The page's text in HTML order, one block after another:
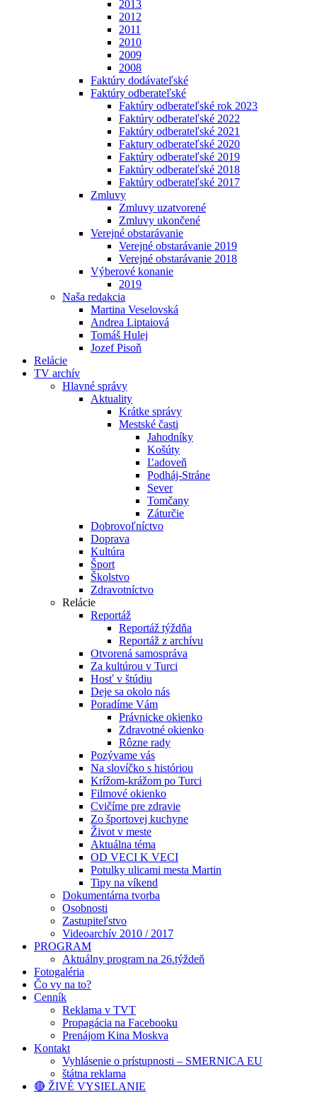
2013
2012
2011
2010
2009
2008
Faktúry dodávateľské
Faktúry odberateľské
Faktúry odberateľské rok 2023
Faktúry odberateľské 2022
Faktúry odberateľské 2021
Faktury odberateľské 2020
Faktúry odberateľské 2019
Faktúry odberateľské 2018
Faktúry odberateľské 2017
Zmluvy
Zmluvy uzatvorené
Zmluvy ukončené
Verejné obstarávanie
Verejné obstarávanie 2019
Verejné obstarávanie 2018
Výberové konanie
2019
Naša redakcia
Martina Veselovská
Andrea Liptaiová
Tomáš Hulej
Jozef Pisoň
Relácie
TV archív
Hlavné správy
Aktuality
Krátke správy
Mestské časti
Jahodníky
Košúty
Ľadoveň
Podháj-Stráne
Sever
Tomčany
Záturčie
Dobrovoľníctvo
Doprava
Kultúra
Šport
Školstvo
Zdravotníctvo
Relácie
Reportáž
Reportáž týždňa
Reportáž z archívu
Otvorená samospráva
Za kultúrou v Turci
Hosť v štúdiu
Deje sa okolo nás
Poradíme Vám
Právnicke okienko
Zdravotné okienko
Rôzne rady
Pozývame vás
Na slovíčko s históriou
Krížom-krážom po Turci
Filmové okienko
Cvičíme pre zdravie
Zo športovej kuchyne
Život v meste
Aktuálna téma
OD VECI K VECI
Potulky ulicami mesta Martin
Tipy na víkend
Dokumentárna tvorba
Osobnosti
Zastupiteľstvo
Videoarchív 2010 / 2017
PROGRAM
Aktuálny program na 26.týždeň
Fotogaléria
Čo vy na to?
Cenník
Reklama v TVT
Propagácia na Facebooku
Prenájom Kina Moskva
Kontakt
Vyhlásenie o prístupnosti – SMERNICA EU
štátna reklama
🔴 ŽIVÉ VYSIELANIE